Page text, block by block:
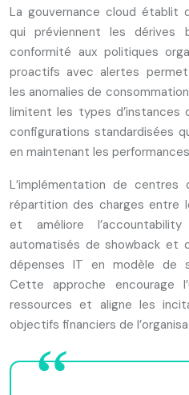
La gouvernance cloud établit
qui préviennent les dérives
conformité aux politiques
proactifs avec alertes
les anomalies de
limitent les types d’instances
configurations standardisées
en maintenant les
L’implémentation de
répartition des charges entre
et améliore
automatisés de showback et
dépenses IT en modèle de
Cette approche encourage
ressources et aligne les
objectifs financiers de